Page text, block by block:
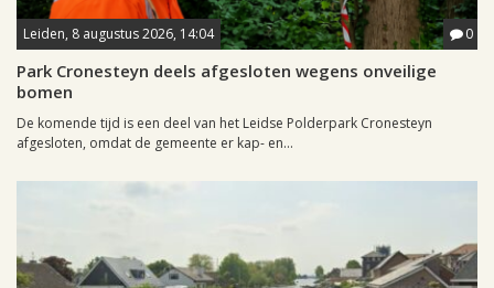
Leiden, 8 augustus 2026, 14:04 0
Park Cronesteyn deels afgesloten wegens onveilige
bomen
De komende tijd is een deel van het Leidse Polderpark Cronesteyn
afgesloten, omdat de gemeente er kap- en...